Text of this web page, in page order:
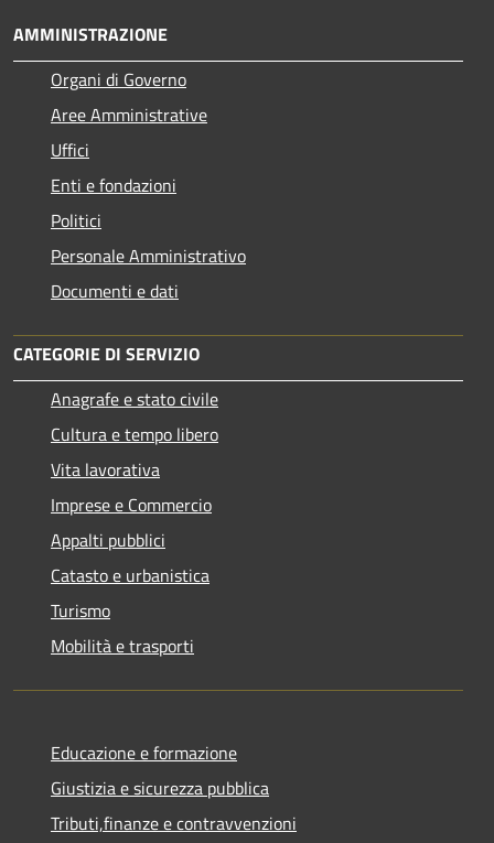
AMMINISTRAZIONE
Organi di Governo
Aree Amministrative
Uffici
Enti e fondazioni
Politici
Personale Amministrativo
Documenti e dati
CATEGORIE DI SERVIZIO
Anagrafe e stato civile
Cultura e tempo libero
Vita lavorativa
Imprese e Commercio
Appalti pubblici
Catasto e urbanistica
Turismo
Mobilità e trasporti
Educazione e formazione
Giustizia e sicurezza pubblica
Tributi,finanze e contravvenzioni